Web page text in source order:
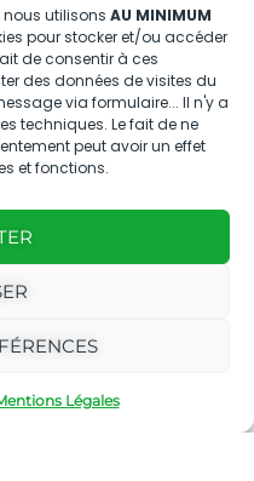
nous utilisons AU MINIMUM
pour stocker et/ou accéder
de consentir à ces
des données de visites du
via formulaire... Il n'y a
techniques. Le fait de ne
peut avoir un effet
et fonctions.
Légales